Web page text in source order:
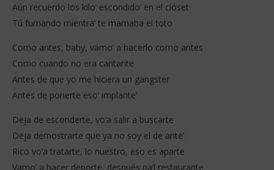
Aún recuerdo los kilo’ escondido’ en el clóset
Tú fumando mientra’ te mamaba el toto
Como antes, baby, vamo’ a hacerlo como antes
Como cuando no era cantante
Antes de que yo me hiciera un gangster
Antes de ponerte eso’ implante’
Deja de esconderte, vo’a salir a buscarte
Deja demostrarte que ya no soy el de ante’
Rico vo’a tratarte, lo nuestro, eso es aparte
Vamo’ a hacer deporte, después pa’l restaurante